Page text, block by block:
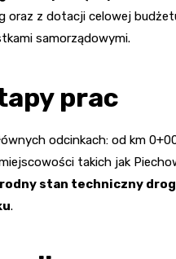
oraz z dotacji celowej
samorządowymi.
prac
odcinkach: od km
takich jak
stan techniczny
.